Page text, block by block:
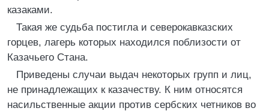
казаками.
Такая же судьба постигла и северокавказских
горцев, лагерь которых находился поблизости от
Казачьего Стана.
Приведены случаи выдач некоторых групп и лиц,
не принадлежащих к казачеству. К ним относятся
насильственные акции против сербских четников во